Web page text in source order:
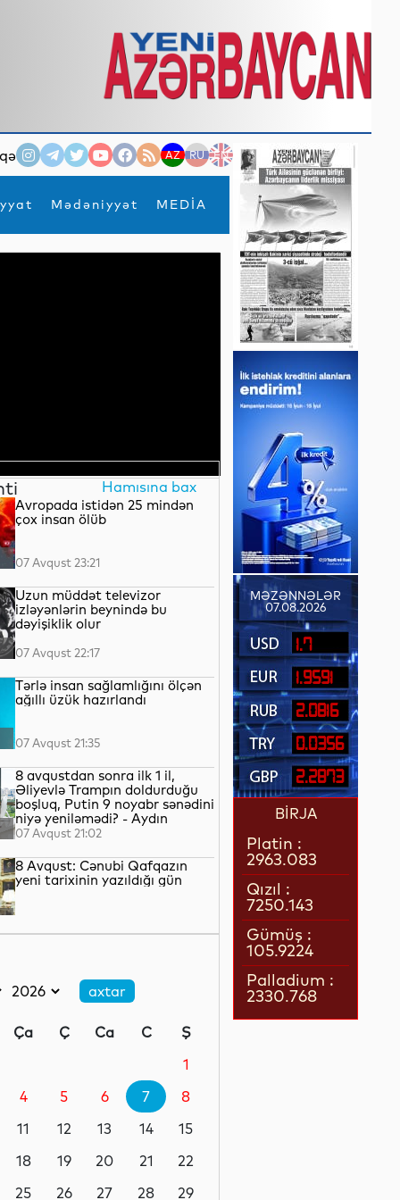
AZ RU EN
Mədəniyyət MEDİA
×
Hamısına bax
Avropada istidən 25 mindən
çox insan ölüb
07 Avqust 23:21
Uzun müddət televizor
izləyənlərin beynində bu
dəyişiklik olur
07 Avqust 22:17
Tərlə insan sağlamlığını ölçən
ağıllı üzük hazırlandı
07 Avqust 21:35
8 avqustdan sonra ilk 1 il,
Əliyevlə Trampın doldurduğu
boşluq, Putin 9 noyabr sənədini
niyə yeniləmədi? - Aydın
QULİYEV yazır...
07 Avqust 21:02
8 Avqust: Cənubi Qafqazın
yeni tarixinin yazıldığı gün
konturları
Paşinyan niyə üzr istəmişdi?
07 Avqust 20:41
ÜST legioner xəstəliyinin
07 Avqust 20:17
Ça Ç Ca C
Ş
1
4 5 6 7
8
11 12 13 14
15
18 19 20 21
22
25 26 27 28
29
MƏZƏNNƏLƏR
07.08.2026
1.7
1.9591
2.0816
0.0356
2.2873
BİRJA
Platin :
2963.083
Qızıl :
7250.143
Gümüş :
105.9224
Palladium :
2330.768